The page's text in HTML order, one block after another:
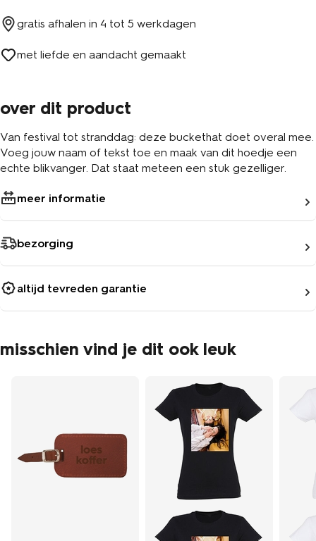
gratis afhalen in 4 tot 5 werkdagen
met liefde en aandacht gemaakt
over dit product
Van festival tot stranddag: deze buckethat doet overal mee.
Voeg jouw naam of tekst toe en maak van dit hoedje een
echte blikvanger. Dat staat meteen een stuk gezelliger.
meer informatie
bezorging
altijd tevreden garantie
misschien vind je dit ook leuk